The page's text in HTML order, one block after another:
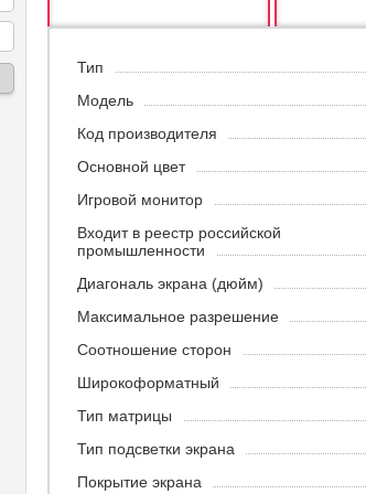
Тип
Модель
Код производителя
Основной цвет
Игровой монитор
Входит в реестр российской
промышленности
Диагональ экрана (дюйм)
Максимальное разрешение
Соотношение сторон
Широкоформатный
Тип матрицы
Тип подсветки экрана
Покрытие экрана